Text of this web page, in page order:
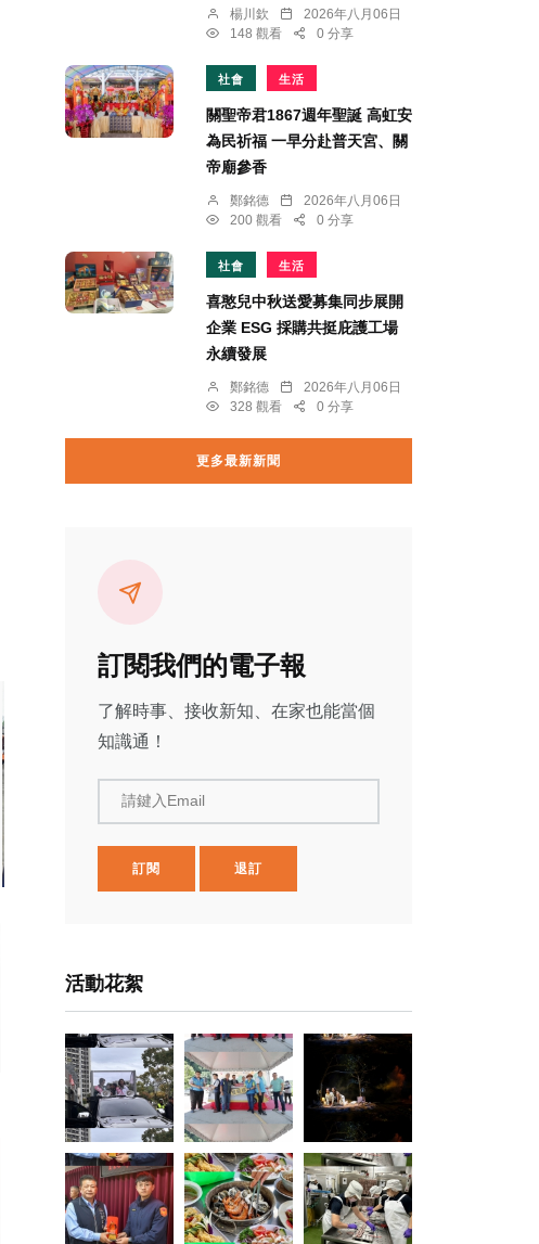
楊川欽
2026年八月06日
148 觀看
0 分享
社會 生活
關聖帝君1867週年聖誕 高虹安
為民祈福 一早分赴普天宮、關
帝廟參香
鄭銘德
2026年八月06日
200 觀看
0 分享
社會 生活
喜憨兒中秋送愛募集同步展開
企業 ESG 採購共挺庇護工場
永續發展
鄭銘德
2026年八月06日
328 觀看
0 分享
更多最新新聞
訂閱我們的電子報
了解時事、接收新知、在家也能當個
知識通！
請鍵入Email
訂閱 退訂
活動花絮